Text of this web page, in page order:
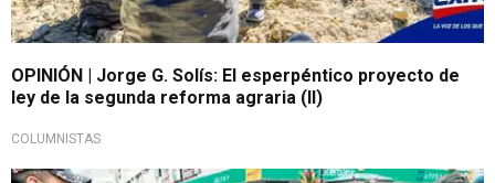
OPINIÓN | Jorge G. Solís: El esperpéntico proyecto de
ley de la segunda reforma agraria (II)
COLUMNISTAS